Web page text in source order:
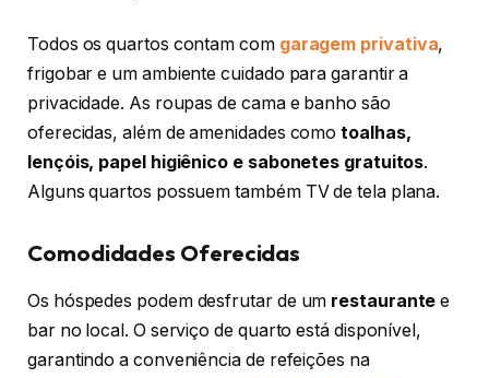
Todos os quartos contam com garagem privativa,
frigobar e um ambiente cuidado para garantir a
privacidade. As roupas de cama e banho são
oferecidas, além de amenidades comotoalhas,
lençóis, papel higiênico e sabonetes gratuitos.
Alguns quartos possuem também TV de tela plana.
Comodidades Oferecidas
Os hóspedes podem desfrutar de um restaurante e
bar no local. O serviço de quarto está disponível,
garantindo a conveniência de refeições na